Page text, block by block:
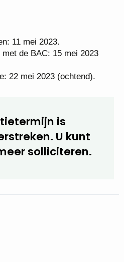
op met Sascha
11 mei 2023.
is